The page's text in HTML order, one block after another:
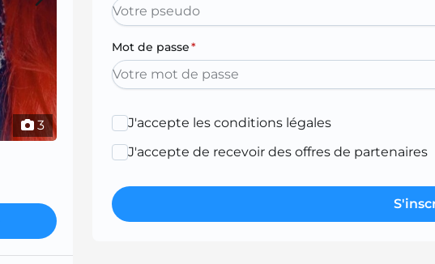
3
Mot de passe*
J'accepte les conditions légales
J'accepte de recevoir des offres de partenaires